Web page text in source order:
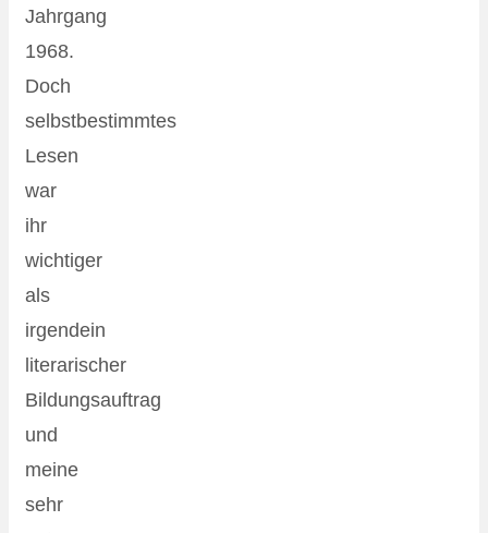
Jahrgang
1968.
Doch
selbstbestimmtes
Lesen
war
ihr
wichtiger
als
irgendein
literarischer
Bildungsauftrag
und
meine
sehr